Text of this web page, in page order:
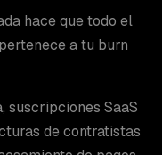
hace que todo el
a tu burn
suscripciones SaaS
de contratistas